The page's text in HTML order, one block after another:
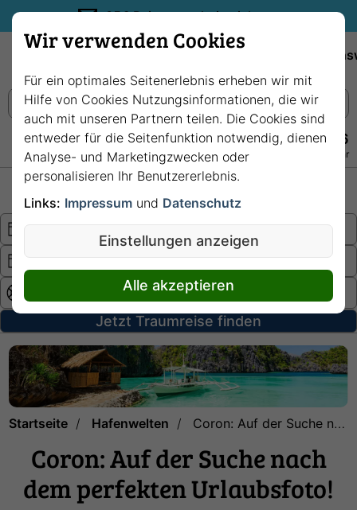
35€ Reisegutschein sichern.
+49 228 3875 7256
Persönlich · Kostenlos · Täglich 08–22 Uhr
Jetzt Traumreise finden
Startseite Hafenwelten Coron: Auf der Suche nach dem perfekten Urlaubsfoto!
Coron: Auf der Suche nach
dem perfekten Urlaubsfoto!
Wir verwenden Cookies
Für ein optimales Seitenerlebnis erheben wir mit
Hilfe von Cookies Nutzungsinformationen, die wir
auch mit unseren Partnern teilen. Die Cookies sind
entweder für die Seitenfunktion notwendig, dienen
Analyse- und Marketingzwecken oder
personalisieren Ihr Benutzererlebnis.
Links: Impressum und Datenschutz
Einstellungen anzeigen
Alle akzeptieren